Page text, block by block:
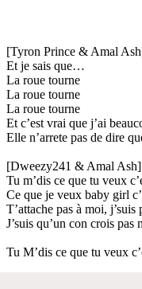
[Tyron Prince & Amal
Et je sais que…
La roue tourne
La roue tourne
La roue tourne
Et c’est vrai que j’ai
Elle n’arrete pas de dire
[Dweezy241 & Amal Ash]
Tu m’dis ce que tu veux
Ce que je veux baby girl
T’attache pas à moi, j’suis
J’suis qu’un con crois pas
Tu M’dis ce que tu veux